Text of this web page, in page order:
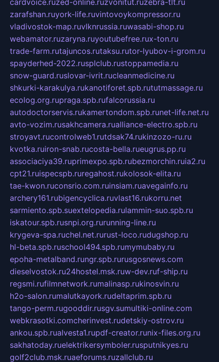
cardvoice.ruzed-online.ruzvonitut.ruzebra-tlt.ru
zarafshan.ruyork-life.ruvintovoykompressor.ru
vladivostok-map.ruvlknrussia.ruwasabi-shop.ru
webamator.ruzaryna.ruyoutubefree.rux-ton.ru
trade-farm.rutajuncos.rutaksu.rutor-lyubov-i-grom.ru
spayderhed-2022.rusplclub.rustoppamedia.ru
snow-guard.ruslovar-ivrit.rucleanmedicine.ru
shkurki-karakulya.rukanotiforet.spb.rututmassage.ru
ecolog.org.rupraga.spb.rufalcorussia.ru
autodoctorservis.rukamertondom.spb.runet-life.net.ru
avto-vozim.rusakhcamera.rualliance-electro.spb.ru
stroyavt.rucontrolweb1.rutdsak74.rukinzozo-ru.ru
kvotka.ruiron-snab.rucosta-bella.rueugrus.pp.ru
associaciya39.ruprimexpo.spb.rubezmorchin.ruia2.ru
cpt21.ruispecspb.ruregahost.rukolosok-elita.ru
tae-kwon.ruconsrio.com.ruinsiam.ruavegainfo.ru
archery161.rubigencyclica.ruvlast16.rukorru.net
sarmiento.spb.suextelopedia.rulammin-suo.spb.ru
iskatour.spb.rusnpi.org.rurunning-line.ru
krygeva-spa.ruchel.net.rurust-loco.rudugshop.ru
hl-beta.spb.ruschool494.spb.rumymubaby.ru
epoha-metalband.rungr.spb.rurusgosnews.com
dieselvostok.ru24hostel.msk.ruw-dev.ruf-ship.ru
regsmi.rufilmnetwork.rumalinasp.rukinosvin.ru
h2o-salon.rumalutkayork.rudeltaprim.spb.ru
tango-perm.rugooddir.rusgv.sumultiki-online.com
webkrasotki.comcherinvest.rudetskiy-ostrov.ru
ankou.spb.rualvesta1.rupdf-creator.runix-files.org.ru
sakhatoday.ruelektrikersymboler.rusputnikyes.ru
golf2club.msk.ruaeforums.ruzallclub.ru